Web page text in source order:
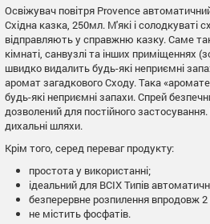
Освіжувач повітря Provence
Східна казка, 250мл. М'які і солодкуваті
відправляють у справжню казку. Саме
кімнаті, санвузлі та інших приміщеннях
швидко видалить будь-які неприємні
аромат загадкового Сходу. Така
будь-які неприємні запахи. Спрей
дозволений для постійного
дихальні шляхи.
Крім того, серед переваг продукту:
простота у використанні;
ідеальний для ВСІХ Типів
безперервне розпилення впродовж 2
не містить фосфатів.